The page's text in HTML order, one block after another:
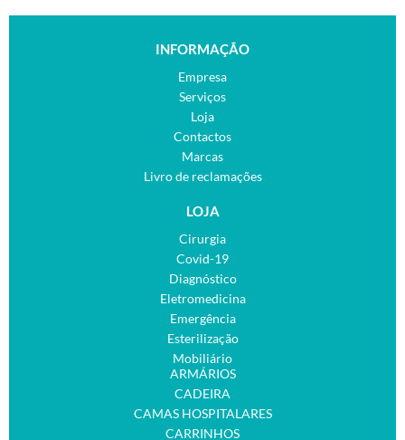
INFORMAÇÃO
Empresa
Serviços
Loja
Contactos
Marcas
Livro de reclamações
LOJA
Cirurgia
Covid-19
Diagnóstico
Eletromedicina
Emergência
Esterilização
Mobiliário
ARMÁRIOS
CADEIRA
CAMAS HOSPITALARES
CARRINHOS